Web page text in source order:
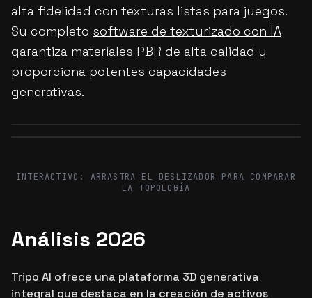
alta fidelidad con texturas listas para juegos.
Su completo software de texturizado con IA
garantiza materiales PBR de alta calidad y
proporciona potentes capacidades
generativas.
INTERACTIVO: ARRASTRA EL DESLIZADOR PARA COMPARAR
LA TOPOLOGÍA
Análisis 2026
Tripo AI ofrece una plataforma 3D generativa
integral que destaca en la creación de activos